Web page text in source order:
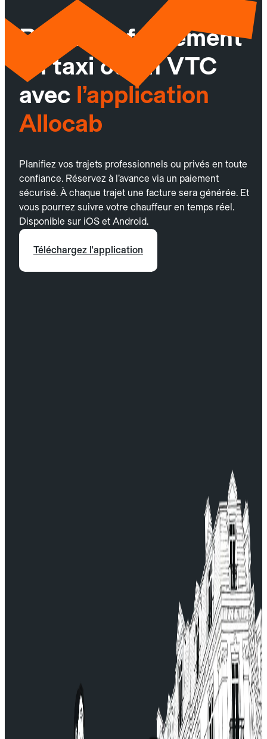
Réservez facilement
un taxi ou un VTC
avec l’application
Allocab
Planifiez vos trajets professionnels ou privés en toute
confiance. Réservez à l’avance via un paiement
sécurisé. À chaque trajet une facture sera générée. Et
vous pourrez suivre votre chauffeur en temps réel.
Disponible sur iOS et Android.
Téléchargez l'application